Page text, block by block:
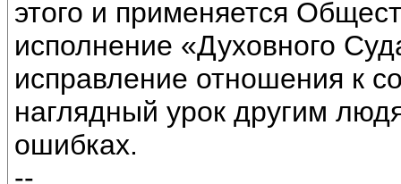
этого и применяется
исполнение «Духовного
исправление отношения к
наглядный урок другим
ошибках.